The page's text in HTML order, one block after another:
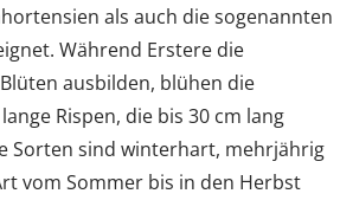
als auch die sogenannten
Während Erstere die
ausbilden, blühen die
Rispen, die bis 30 cm lang
Sorten sind winterhart, mehrjährig
vom Sommer bis in den Herbst